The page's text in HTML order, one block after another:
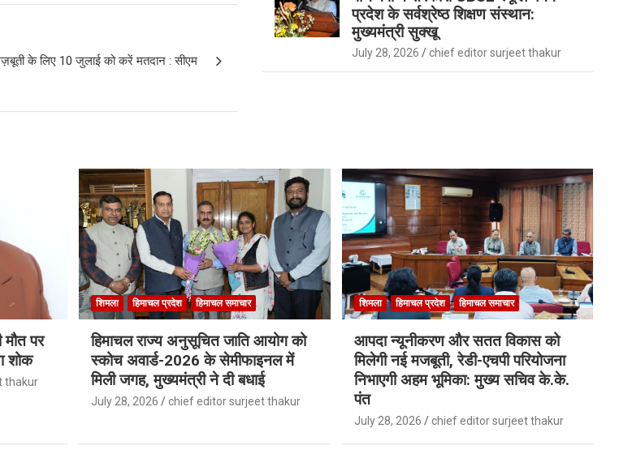
के लिए 10 जुलाई को करें मतदान : सीएम
प्रदेश के सर्वश्रेष्ठ शिक्षण संस्थान:
मुख्यमंत्री सुक्खू
July 28, 2026 chief editor surjeet thakur
पर
शोक
thakur
शिमला हिमाचल प्रदेश हिमाचल समाचार
हिमाचल राज्य अनुसूचित जाति आयोग को
स्कोच अवार्ड-2026 के सेमीफाइनल में
मिली जगह, मुख्यमंत्री ने दी बधाई
July 28, 2026 chief editor surjeet thakur
शिमला हिमाचल प्रदेश हिमाचल समाचार
आपदा न्यूनीकरण और सतत विकास को
मिलेगी नई मजबूती, रेडी-एचपी परियोजना
निभाएगी अहम भूमिका: मुख्य सचिव के.के.
पंत
July 28, 2026 chief editor surjeet thakur